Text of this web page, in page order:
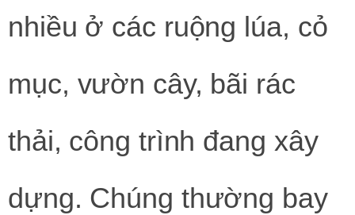
nhiều ở các ruộng lúa, cỏ
mục, vườn cây, bãi rác
thải, công trình đang xây
dựng. Chúng thường bay